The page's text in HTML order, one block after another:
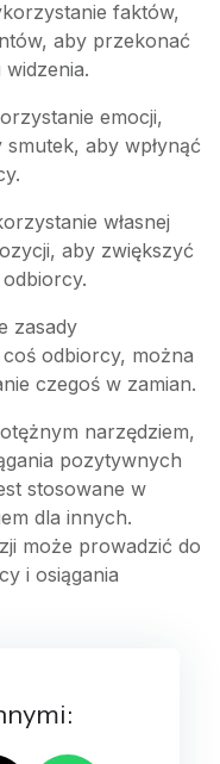
faktów,
aby przekonać
emocji,
aby wpłynąć
własnej
aby zwiększyć
zasady
odbiorcy, można
czegoś w zamian.
narzędziem,
pozytywnych
stosowane w
dla innych.
może prowadzić do
i osiągania